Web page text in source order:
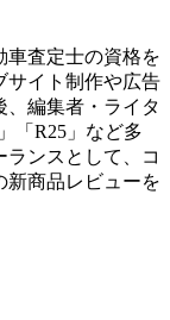
車査定士の資格を
サイト制作や広告
、編集者・ライタ
「R25」など多
ンスとして、コ
新商品レビューを